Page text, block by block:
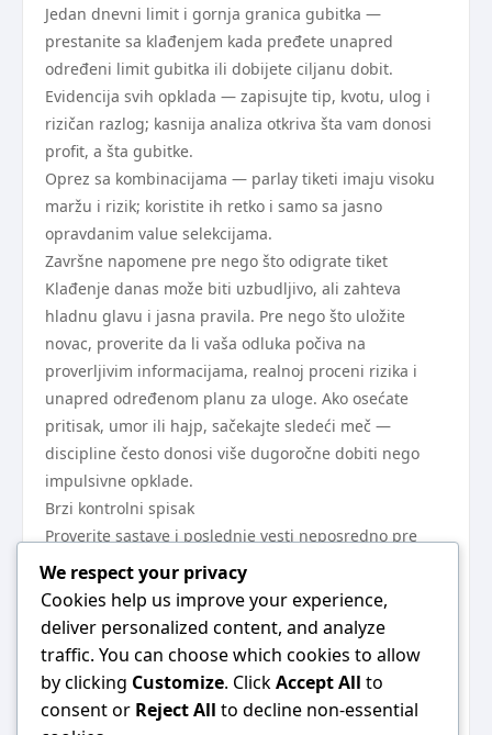
Jedan dnevni limit i gornja granica gubitka —
prestanite sa klađenjem kada pređete unapred
određeni limit gubitka ili dobijete ciljanu dobit.
Evidencija svih opklada — zapisujte tip, kvotu, ulog i
rizičan razlog; kasnija analiza otkriva šta vam donosi
profit, a šta gubitke.
Oprez sa kombinacijama — parlay tiketi imaju visoku
maržu i rizik; koristite ih retko i samo sa jasno
opravdanim value selekcijama.
Završne napomene pre nego što odigrate tiket
Klađenje danas može biti uzbudljivo, ali zahteva
hladnu glavu i jasna pravila. Pre nego što uložite
novac, proverite da li vaša odluka počiva na
proverljivim informacijama, realnoj proceni rizika i
unapred određenom planu za uloge. Ako osećate
pritisak, umor ili hajp, sačekajte sledeći meč —
discipline često donosi više dugoročne dobiti nego
impulsivne opklade.
Brzi kontrolni spisak
Proverite sastave i poslednje vesti neposredno pre
odigravanja.
Poređenje kvota — imajte otvorene više izvora za line
shopping.
Držite ze staking plana i dnevnih limita gubitka.
Ne jurite gubitke: zaustavljanje je važniji pokazatelj
uspeha od pokušaja brze nadoknade.
Evidentirajte rezultate i učite iz grešaka — to je jedini
We respect your privacy
Cookies help us improve your experience,
deliver personalized content, and analyze
traffic. You can choose which cookies to allow
by clicking Customize. ClickAccept All to
consent or Reject All to decline non-essential